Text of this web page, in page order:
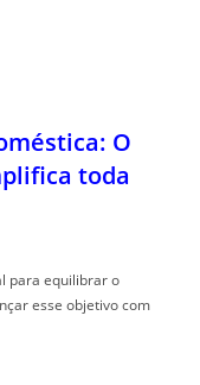
O
toda
para equilibrar o
esse objetivo com